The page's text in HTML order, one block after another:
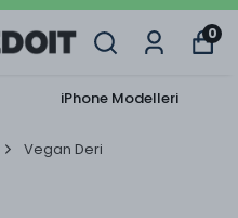
0
iPhone Modelleri
Vegan Deri